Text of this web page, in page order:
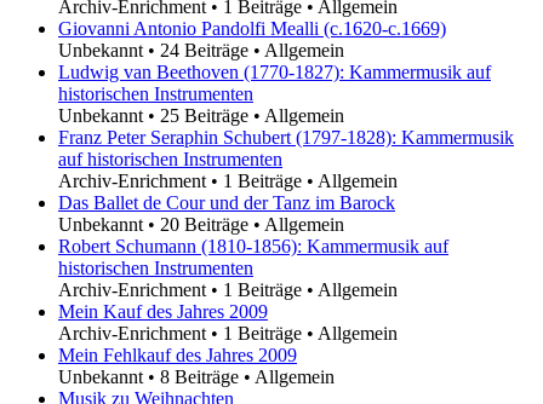
Archiv-Enrichment • 1 Beiträge • Allgemein
Giovanni Antonio Pandolfi Mealli (c.1620-c.1669)
Unbekannt • 24 Beiträge • Allgemein
Ludwig van Beethoven (1770-1827): Kammermusik auf
historischen Instrumenten
Unbekannt • 25 Beiträge • Allgemein
Franz Peter Seraphin Schubert (1797-1828): Kammermusik
auf historischen Instrumenten
Archiv-Enrichment • 1 Beiträge • Allgemein
Das Ballet de Cour und der Tanz im Barock
Unbekannt • 20 Beiträge • Allgemein
Robert Schumann (1810-1856): Kammermusik auf
historischen Instrumenten
Archiv-Enrichment • 1 Beiträge • Allgemein
Mein Kauf des Jahres 2009
Archiv-Enrichment • 1 Beiträge • Allgemein
Mein Fehlkauf des Jahres 2009
Unbekannt • 8 Beiträge • Allgemein
Musik zu Weihnachten